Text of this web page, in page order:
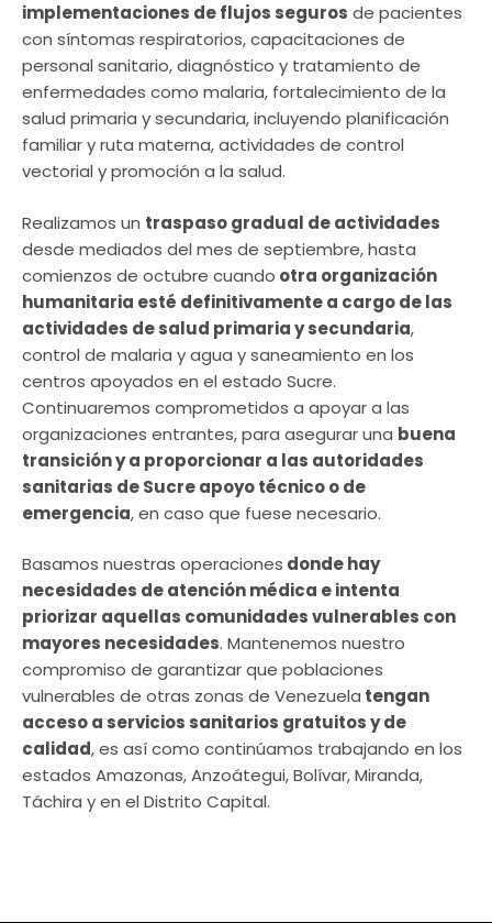
implementaciones de flujos seguros de pacientes
con síntomas respiratorios, capacitaciones de
personal sanitario, diagnóstico y tratamiento de
enfermedades como malaria, fortalecimiento de la
salud primaria y secundaria, incluyendo planificación
familiar y ruta materna, actividades de control
vectorial y promoción a la salud.
Realizamos un traspaso gradual de actividades
desde mediados del mes de septiembre, hasta
comienzos de octubre cuando otra organización
humanitaria esté definitivamente a cargo de las
actividades de salud primaria y secundaria,
control de malaria y agua y saneamiento en los
centros apoyados en el estado Sucre.
Continuaremos comprometidos a apoyar a las
organizaciones entrantes, para asegurar una buena
transición y a proporcionar a las autoridades
sanitarias de Sucre apoyo técnico o de
emergencia, en caso que fuese necesario.
Basamos nuestras operaciones donde hay
necesidades de atención médica e intenta
priorizar aquellas comunidades vulnerables con
mayores necesidades. Mantenemos nuestro
compromiso de garantizar que poblaciones
vulnerables de otras zonas de Venezuela tengan
acceso a servicios sanitarios gratuitos y de
calidad, es así como continúamos trabajando en los
estados Amazonas, Anzoátegui, Bolívar, Miranda,
Táchira y en el Distrito Capital.